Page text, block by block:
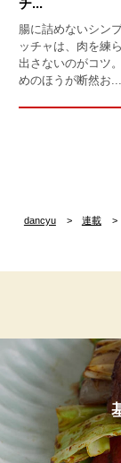
チ...
腸に詰めないシン
ッチャは、肉を練
出さないのがコツ
めのほうが断然お...
dancyu 連載